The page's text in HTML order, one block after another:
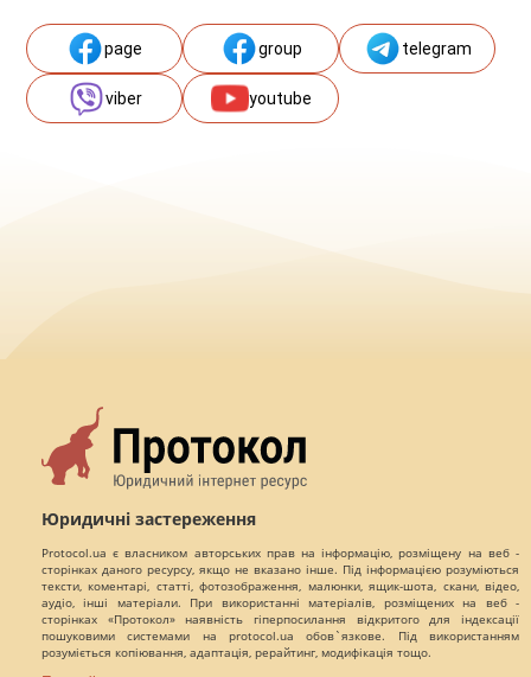
page group telegram
viber youtube
Юридичні застереження
Protocol.ua є власником авторських прав на інформацію, розміщену на веб -
сторінках даного ресурсу, якщо не вказано інше. Під інформацією розуміються
тексти, коментарі, статті, фотозображення, малюнки, ящик-шота, скани, відео,
аудіо, інші матеріали. При використанні матеріалів, розміщених на веб -
сторінках «Протокол» наявність гіперпосилання відкритого для індексації
пошуковими системами на protocol.ua обов`язкове. Під використанням
розуміється копіювання, адаптація, рерайтинг, модифікація тощо.